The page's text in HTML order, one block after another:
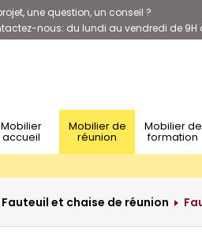
une question, un conseil ?
nous: du lundi au vendredi de 9H à
Mobilier
accueil
Mobilier de
réunion
Mobilier de
formation
Fauteuil et chaise de réunion